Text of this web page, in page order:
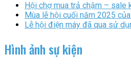
Hội chợ mua trả chậm – sale
Mùa lễ hội cuối năm 2025
Lễ hội điện máy đã qua sử
Hình ảnh sự kiện